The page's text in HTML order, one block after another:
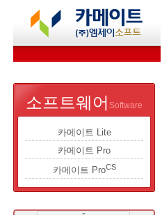
소프트웨어 Software
카메이트 Lite
카메이트 Pro
카메이트 ProCS